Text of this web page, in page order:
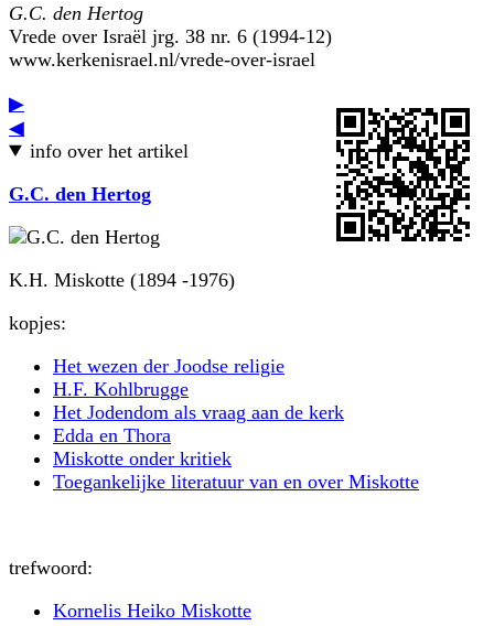
G.C. den Hertog
Vrede over Israël jrg. 38 nr. 6 (1994-12)
www.kerkenisrael.nl/vrede-over-israel
▶
◀
info over het artikel
G.C. den Hertog
K.H. Miskotte (1894 -1976)
kopjes:
Het wezen der Joodse religie
H.F. Kohlbrugge
Het Jodendom als vraag aan de kerk
Edda en Thora
Miskotte onder kritiek
Toegankelijke literatuur van en over Miskotte
trefwoord:
Kornelis Heiko Miskotte